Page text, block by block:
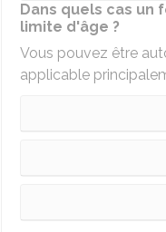
Dans quels cas
limite d'âge ?
Vous pouvez être
applicable